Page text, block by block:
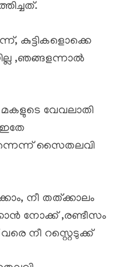
കുട്ടികളൊക്കെ
,ഞങ്ങളന്നാൽ
വേവലാതി
സൈതലവി
നീ തത്ക്കാലം
നോക്ക് ,രണ്ടീസം
നീ റസ്റ്റെടുക്ക്